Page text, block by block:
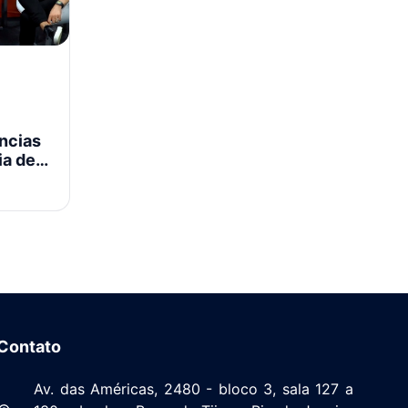
de
Av. das Américas, 2480 - bloco 3, sala 127 a